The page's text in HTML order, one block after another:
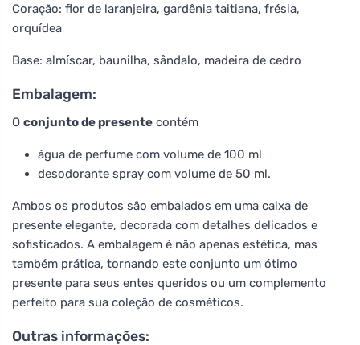
Coração: flor de laranjeira, gardênia taitiana, frésia,
orquídea
Base: almíscar, baunilha, sândalo, madeira de cedro
Embalagem:
O conjunto de presente contém
água de perfume com volume de 100 ml
desodorante spray com volume de 50 ml.
Ambos os produtos são embalados em uma caixa de
presente elegante, decorada com detalhes delicados e
sofisticados. A embalagem é não apenas estética, mas
também prática, tornando este conjunto um ótimo
presente para seus entes queridos ou um complemento
perfeito para sua coleção de cosméticos.
Outras informações: